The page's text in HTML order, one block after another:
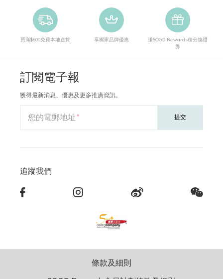
買滿$600免費本地送貨 享獨家品牌優惠
賺SOGO Rewards積分換禮
券
訂閱電子報
獲得最新消息、優惠及更多推廣資訊。
您的電郵地址 提交
追蹤我們
條款及細則